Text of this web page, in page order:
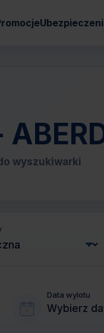
wyszukiwarki
Data wylotu
Wybierz